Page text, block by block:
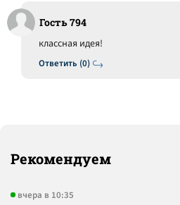
Гость 794
Ответить (0)
классная идея!
Рекомендуем
вчера в 10:35